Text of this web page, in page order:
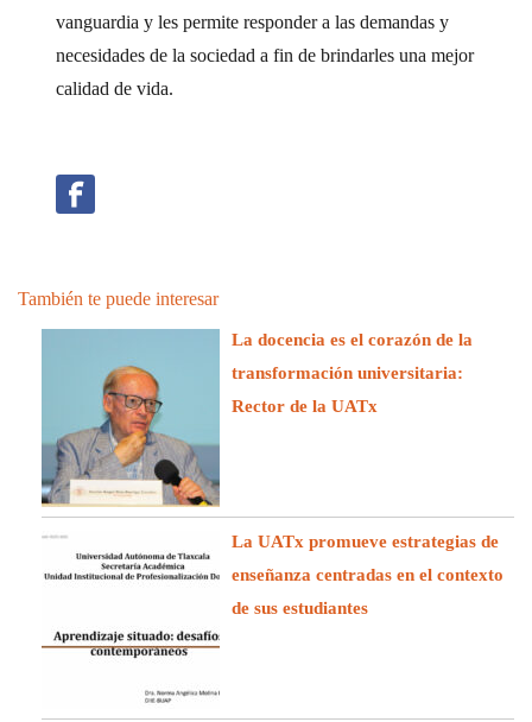
vanguardia y les permite responder a las demandas y
necesidades de la sociedad a fin de brindarles una mejor
calidad de vida.
También te puede interesar
La docencia es el corazón de la
transformación universitaria:
Rector de la UATx
La UATx promueve estrategias de
enseñanza centradas en el contexto
de sus estudiantes